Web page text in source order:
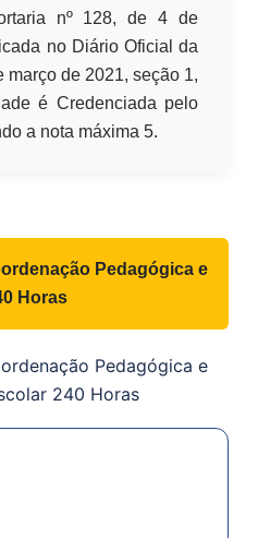
nº 128, de 4 de
no Diário Oficial da
março de 2021, seção 1,
é Credenciada pelo
a nota máxima 5.
Pedagógica e
Horas
Pedagógica e
240 Horas